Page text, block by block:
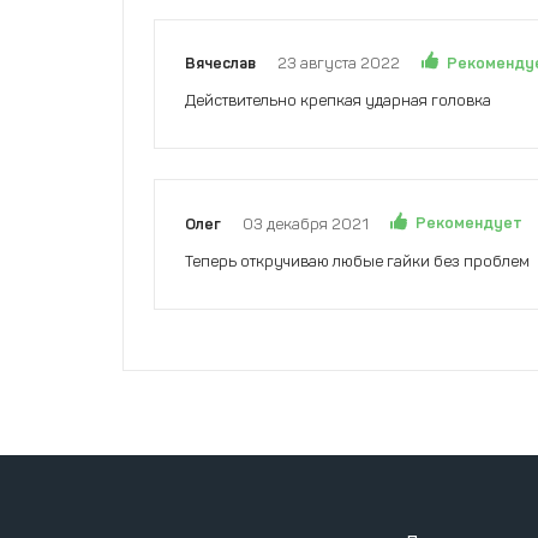
Вячеслав 23 августа 2022
Действительно крепкая ударная головка
Олег 03 декабря 2021 Рекомендует
Теперь откручиваю любые гайки без проблем